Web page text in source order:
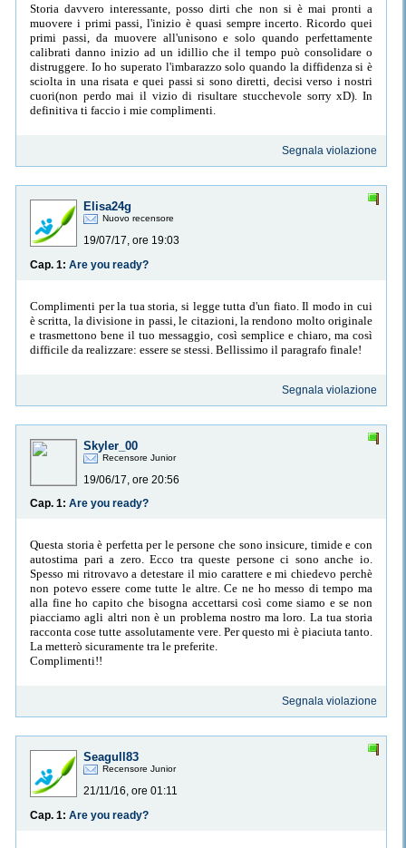
Storia davvero interessante, posso dirti che non si è mai pronti a
muovere i primi passi, l'inizio è quasi sempre incerto. Ricordo quei
primi passi, da muovere all'unisono e solo quando perfettamente
calibrati danno inizio ad un idillio che il tempo può consolidare o
distruggere. Io ho superato l'imbarazzo solo quando la diffidenza si è
sciolta in una risata e quei passi si sono diretti, decisi verso i nostri
cuori(non perdo mai il vizio di risultare stucchevole sorry xD). In
definitiva ti faccio i mie complimenti.
Segnala violazione
Elisa24g
Nuovo recensore
19/07/17, ore 19:03
Cap. 1: Are you ready?
Complimenti per la tua storia, si legge tutta d'un fiato. Il modo in cui
è scritta, la divisione in passi, le citazioni, la rendono molto originale
e trasmettono bene il tuo messaggio, così semplice e chiaro, ma così
difficile da realizzare: essere se stessi. Bellissimo il paragrafo finale!
Segnala violazione
Skyler_00
Recensore Junior
19/06/17, ore 20:56
Cap. 1: Are you ready?
Questa storia è perfetta per le persone che sono insicure, timide e con
autostima pari a zero. Ecco tra queste persone ci sono anche io.
Spesso mi ritrovavo a detestare il mio carattere e mi chiedevo perchè
non potevo essere come tutte le altre. Ce ne ho messo di tempo ma
alla fine ho capito che bisogna accettarsi così come siamo e se non
piacciamo agli altri non è un problema nostro ma loro. La tua storia
racconta cose tutte assolutamente vere. Per questo mi è piaciuta tanto.
La metterò sicuramente tra le preferite.
Complimenti!!
Segnala violazione
Seagull83
Recensore Junior
21/11/16, ore 01:11
Cap. 1: Are you ready?